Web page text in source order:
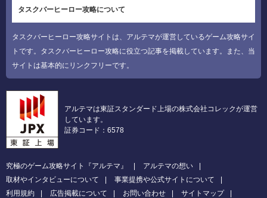
タスクバーヒーロー攻略について
タスクバーヒーロー攻略サイトは、アルテマが運営しているゲーム攻略サイ
トです。タスクバーヒーロー攻略に役立つ記事を掲載しています。また、当
サイトは基本的にリンクフリーです。
アルテマは東証スタンダード上場の株式会社コレックが運営
しています。
証券コード：6578
究極のゲーム攻略サイト『アルテマ』
アルテマの想い
取材やインタビューについて
事業提携や公式サイトについて
利用規約
広告掲載について お問い合わせ
サイトマップ